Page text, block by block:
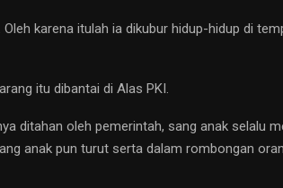
karena itulah ia dikubur hidup-hidup di
itu dibantai di Alas PKI.
ditahan oleh pemerintah, sang anak selalu
anak pun turut serta dalam rombongan